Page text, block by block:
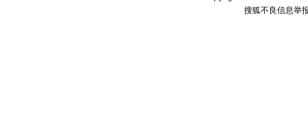
颜！冬去
搜狐不良信息举